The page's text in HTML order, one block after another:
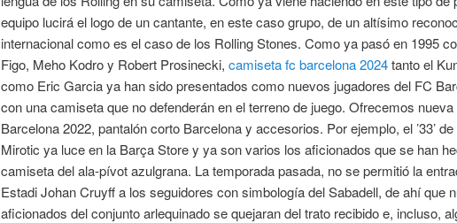
equipo lucirá el logo de un cantante, en este caso grupo, de un altísimo
internacional como es el caso de los Rolling Stones. Como ya pasó en 1995
Figo, Meho Kodro y Robert Prosinecki, camiseta fc barcelona 2024tanto el
como Eric Garcia ya han sido presentados como nuevos jugadores del FC
con una camiseta que no defenderán en el terreno de juego. Ofrecemos
Barcelona 2022, pantalón corto Barcelona y accesorios. Por ejemplo, el ’33’
Mirotic ya luce en la Barça Store y ya son varios los aficionados que se han
camiseta del ala-pívot azulgrana. La temporada pasada, no se permitió la
Estadi Johan Cruyff a los seguidores con simbología del Sabadell, de ahí que
aficionados del conjunto arlequinado se quejaran del trato recibido e, incluso,